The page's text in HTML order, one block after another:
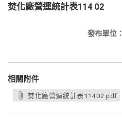
焚化廠營運統計表114 02
發布單位：
相關附件
焚化廠營運統計表11402.pdf